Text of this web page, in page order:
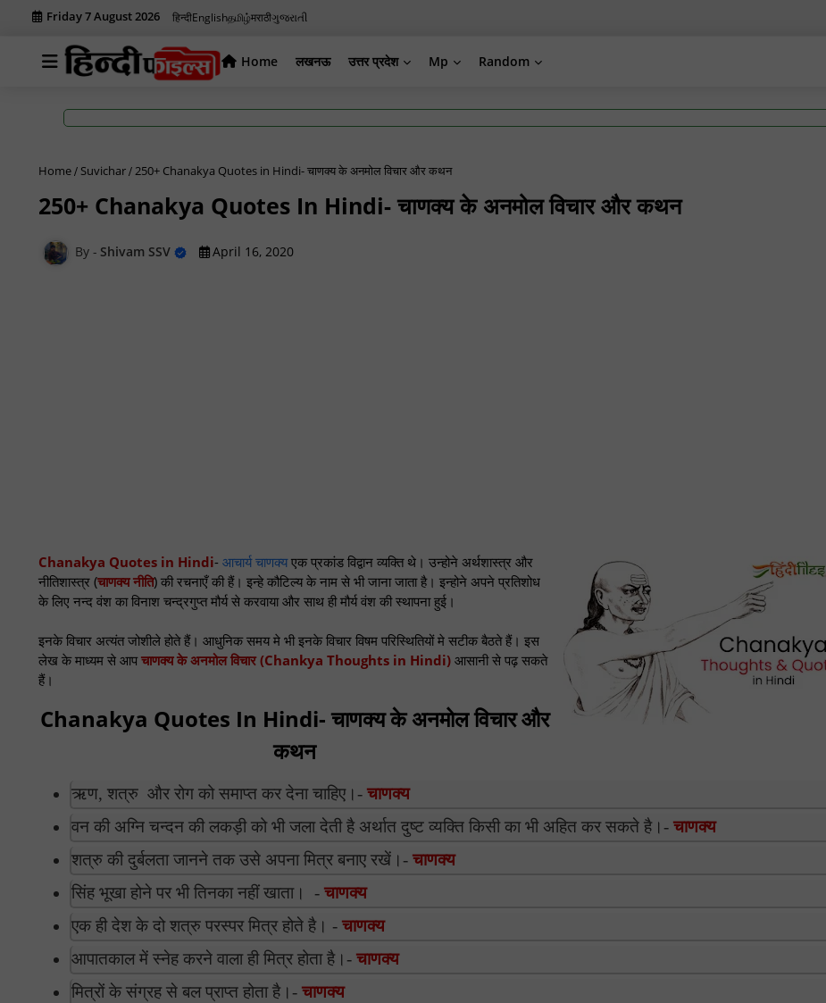
Friday 7 August 2026 हिन्दीEnglishதமிழ்मराठीગુજરાતી
Home लखनऊ उत्तर प्रदेश Mp Random
Home Suvichar 250+ Chanakya Quotes in Hindi- चाणक्य के अनमोल विचार और कथन
250+ Chanakya Quotes In Hindi- चाणक्य के अनमोल विचार और कथन
Shivam SSV April 16, 2020
Chanakya Quotes in Hindi- आचार्य चाणक्यएक प्रकांड विद्वान व्यक्ति थे। उन्होने अर्थशास्त्र और
नीतिशास्त्र (चाणक्य नीति) की रचनाएँ की हैं। इन्हे कौटिल्य के नाम से भी जाना जाता है। इन्होने अपने प्रतिशोध
के लिए नन्द वंश का विनाश चन्द्रगुप्त मौर्य से करवाया और साथ ही मौर्य वंश की स्थापना हुई।
इनके विचार अत्यंत जोशीले होते हैं। आधुनिक समय मे भी इनके विचार विषम परिस्थितियों मे सटीक बैठते हैं। इस
लेख के माध्यम से आपचाणक्य के अनमोल विचार (Chankya Thoughts in Hindi) आसानी से पढ़ सकते
हैं।
Chanakya Quotes In Hindi- चाणक्य के अनमोल विचार और
कथन
ऋण, शत्रु और रोग को समाप्त कर देना चाहिए।- चाणक्य
वन की अग्नि चन्दन की लकड़ी को भी जला देती है अर्थात दुष्ट व्यक्ति किसी का भी अहित कर सकते है।- चाणक्य
शत्रु की दुर्बलता जानने तक उसे अपना मित्र बनाए रखें।- चाणक्य
सिंह भूखा होने पर भी तिनका नहीं खाता। - चाणक्य
एक ही देश के दो शत्रु परस्पर मित्र होते है। - चाणक्य
आपातकाल में स्नेह करने वाला ही मित्र होता है।- चाणक्य
मित्रों के संग्रह से बल प्राप्त होता है।- चाणक्य